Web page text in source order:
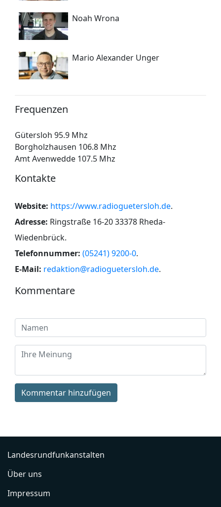
Noah Wrona
Mario Alexander Unger
Frequenzen
Gütersloh 95.9 Mhz
Borgholzhausen 106.8 Mhz
Amt Avenwedde 107.5 Mhz
Kontakte
Website: https://www.radioguetersloh.de.
Adresse: Ringstraße 16-20 33378 Rheda-
Wiedenbrück.
Telefonnummer: (05241) 9200-0.
E-Mail: redaktion@radioguetersloh.de.
Kommentare
Kommentar hinzufügen
Landesrundfunkanstalten
Über uns
Impressum